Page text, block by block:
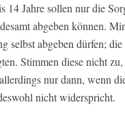
14 Jahre sollen nur die
abgeben können.
selbst abgeben dürfen;
Stimmen diese nicht
nur dann, wenn
nicht widerspricht.